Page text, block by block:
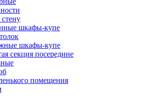
шкафы-купе
шкафы-купе
секция посередине
помещения